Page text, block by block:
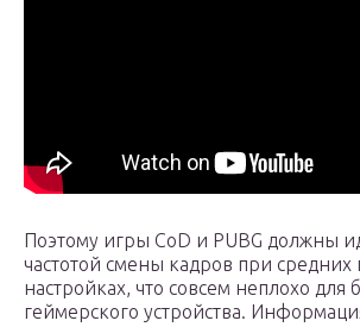
Поэтому игры CoD и PUBG должны
частотой смены кадров при средних
настройках, что совсем неплохо для
геймерского устройства.